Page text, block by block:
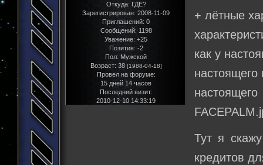
Откуда: ГДЕ?
Зарегистрирован: 2008-11-09
Приглашений: 0
Сообщений: 1198
Уважение: +25
Позитив: -2
Пол: Мужской
Возраст: 38[1988-04-18]
Провел на форуме:
15 дней 14 часов
Последний визит:
2010-12-10 14:33:19
+ лётные
как у
настоящего
настоящего
Тут я
кредитов